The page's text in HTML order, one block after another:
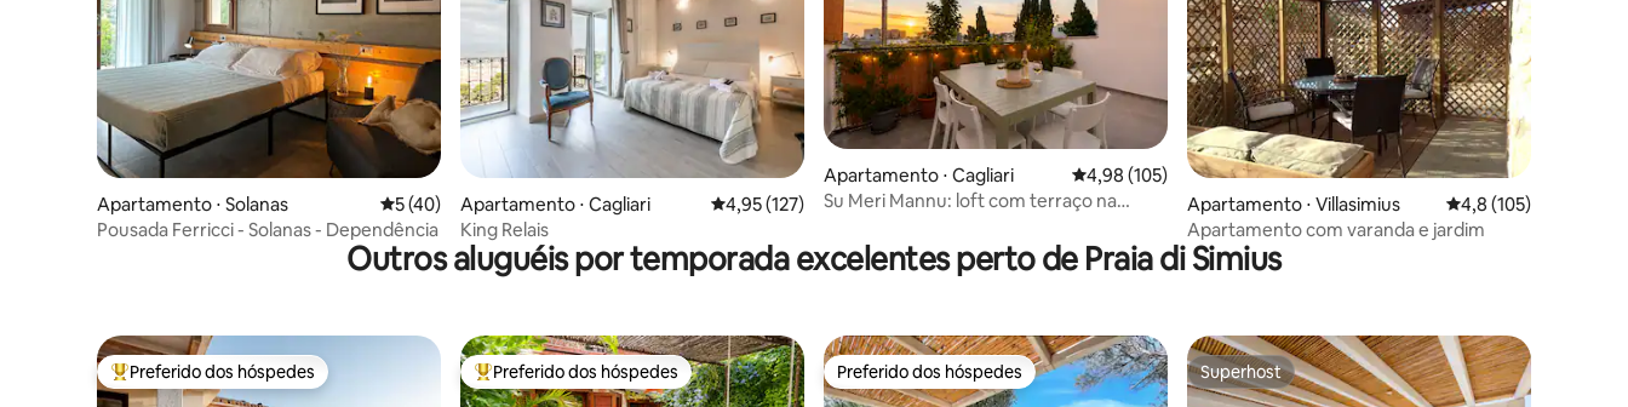
Apartamento ⋅ Solanas 5 de uma avaliação média de 5, 40 avaliações
5 (40)
Pousada Ferricci - Solanas - Dependência
Apartamento ⋅ Cagliari 4,95 de uma avaliação média de 5, 127 avaliações
4,95 (127)
King Relais
Apartamento ⋅ Cagliari 4,98 de uma avaliação média de 5, 105 avaliações
4,98 (105)
Su Meri Mannu: loft com terraço na
Apartamento ⋅ Villasimius 4,8 de uma avaliação
4,8 (105)
Apartamento com varanda e jardim
Outros aluguéis por temporada excelentes perto de Praia di Simius
Entre os melhores preferidos dos hóspedes
Preferido dos hóspedes Entre os melhores preferidos dos hóspedes
Preferido dos hóspedes Preferido dos hóspedes
Preferido dos hóspedes Superhost
Superhost